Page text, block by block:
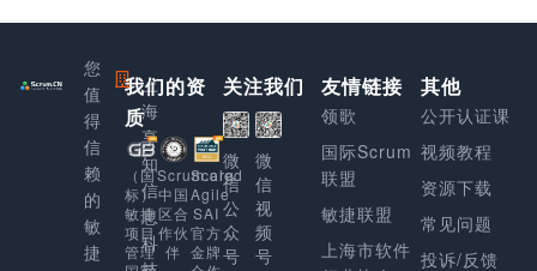
您
值
得
信
赖
的
敏
捷
上
海
享
知
信
息
科
我们的资
质
（国
标）
敏捷
项目
管理
Scrum.org
中国
区合
作伙
伴
Scaled
Agile
SAI
官方
金牌
关注我们
微
信
公
众
号
微
信
视
频
号
友情链接
领歌
国际Scrum
联盟
敏捷联盟
上海市软件
其他
公开认证课
视频教程
资源下载
常见问题
投诉/反馈